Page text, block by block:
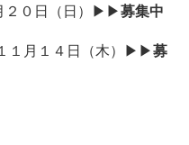
２０日（日）▶▶募集中
１月１４日（木）▶▶募